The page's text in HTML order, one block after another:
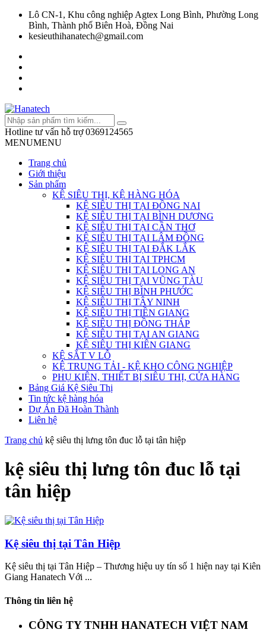
Lô CN-1, Khu công nghiệp Agtex Long Bình, Phường Long
Bình, Thành phố Biên Hoà, Đồng Nai
kesieuthihanatech@gmail.com
Hotline tư vấn hỗ trợ 0369124565
MENUMENU
Trang chủ
Giới thiệu
Sản phẩm
KỆ SIÊU THỊ, KỆ HÀNG HÓA
KỆ SIÊU THỊ TẠI ĐỒNG NAI
KỆ SIÊU THỊ TẠI BÌNH DƯƠNG
KỆ SIÊU THỊ TẠI CẦN THƠ
KỆ SIÊU THỊ TẠI LÂM ĐỒNG
KỆ SIÊU THỊ TẠI ĐẮK LẮK
KỆ SIÊU THỊ TẠI TPHCM
KỆ SIÊU THỊ TẠI LONG AN
KỆ SIÊU THỊ TẠI VŨNG TÀU
KỆ SIÊU THỊ BÌNH PHƯỚC
KỆ SIÊU THỊ TÂY NINH
KỆ SIÊU THỊ TIỀN GIANG
KỆ SIÊU THỊ ĐỒNG THÁP
KỆ SIÊU THỊ TẠI AN GIANG
KỆ SIÊU THỊ KIÊN GIANG
KỆ SẮT V LỖ
KỆ TRUNG TẢI - KỆ KHO CÔNG NGHIỆP
PHỤ KIỆN, THIẾT BỊ SIÊU THỊ, CỬA HÀNG
Bảng Giá Kệ Siêu Thị
Tin tức kệ hàng hóa
Dự Án Đã Hoàn Thành
Liên hệ
Trang chủ kệ siêu thị lưng tôn đuc lỗ tại tân hiệp
kệ siêu thị lưng tôn đuc lỗ tại
tân hiệp
Kệ siêu thị tại Tân Hiệp
Kệ siêu thị tại Tân Hiệp – Thương hiệu uy tín số 1 hiện nay tại Kiên
Giang Hanatech Với ...
Thông tin liên hệ
CÔNG TY TNHH HANATECH VIỆT NAM